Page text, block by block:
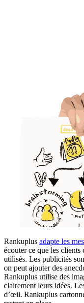
Rankuplus adapte les
écouter ce que les
utilisés. Les publicités
on peut ajouter des
Rankuplus utilise des
clairement leurs idées.
d’œil. Rankuplus